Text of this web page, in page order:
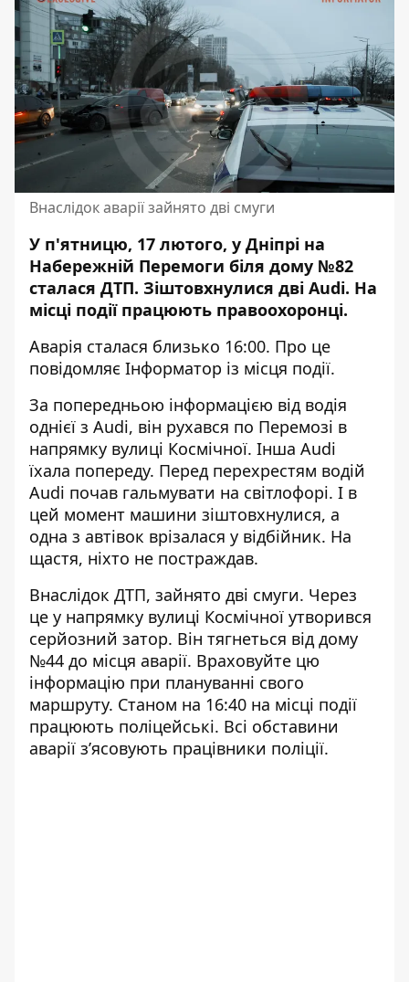
Внаслідок аварії зайнято дві смуги
У п'ятницю, 17 лютого, у Дніпрі на
Набережній Перемоги біля дому №82
сталася ДТП. Зіштовхнулися дві Audi. На
місці події працюють правоохоронці.
Аварія сталася близько 16:00. Про це
повідомляє Інформатор із місця події.
За попередньою інформацією від водія
однієї з Audi, він рухався по Перемозі в
напрямку вулиці Космічної. Інша Audi
їхала попереду. Перед перехрестям водій
Audi почав гальмувати на світлофорі. І в
цей момент машини зіштовхнулися, а
одна з автівок врізалася у відбійник. На
щастя, ніхто не постраждав.
Внаслідок ДТП, зайнято дві смуги. Через
це у напрямку вулиці Космічної утворився
серйозний затор. Він тягнеться від дому
№44 до місця аварії. Враховуйте цю
інформацію при плануванні свого
маршруту. Станом на 16:40 на місці події
працюють поліцейські. Всі обставини
аварії з’ясовують працівники поліції.